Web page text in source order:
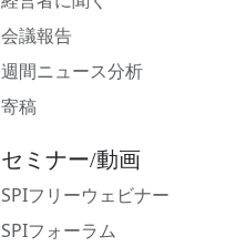
会議報告
週間ニュース分析
寄稿
セミナー/動画
SPIフリーウェビナー
SPIフォーラム